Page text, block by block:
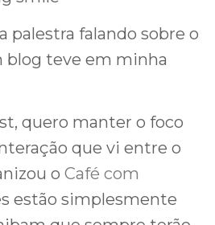
palestra falando sobre o
blog teve em minha
quero manter o foco
que vi entre o
o Café com
estão simplesmente